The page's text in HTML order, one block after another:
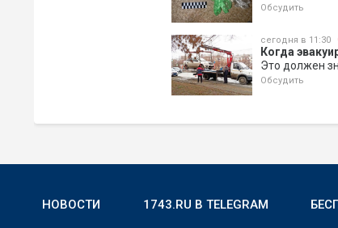
Обсудить
сегодня в 11:30
Когда
Это должен
Обсудить
НОВОСТИ 1743.RU В TELEGRAM